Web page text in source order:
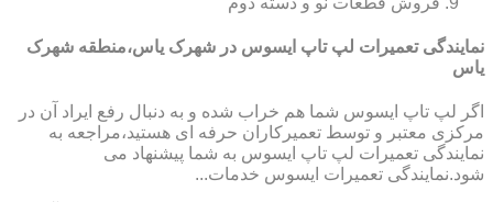
نمایندگی تعمیرات لپ تاپ ایسوس در شهرک یاس،منطقه شهرک
یاس
اگر لپ تاپ ایسوس شما هم خراب شده و به دنبال رفع ایراد آن در
مرکزی معتبر و توسط تعمیرکاران حرفه ای هستید،مراجعه به
نمایندگی تعمیرات لپ تاپ ایسوس به شما پیشنهاد می
شود.نمایندگی تعمیرات ایسوس خدمات...